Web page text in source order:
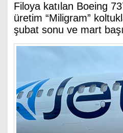
Filoya katılan Boeing
üretim “Miligram”
şubat sonu ve mart